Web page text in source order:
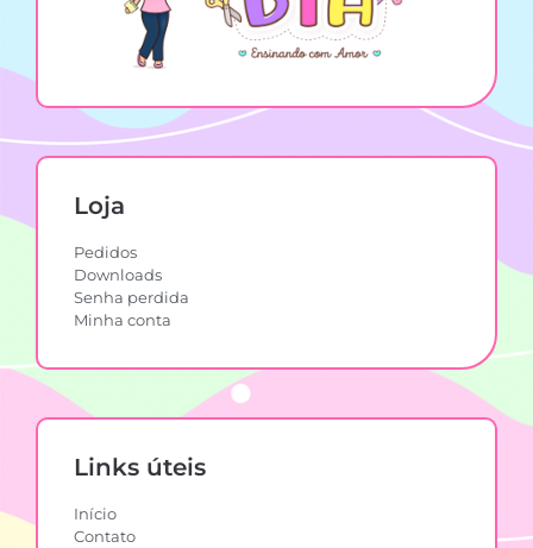
Loja
Pedidos
Downloads
Senha perdida
Minha conta
Links úteis
Início
Contato